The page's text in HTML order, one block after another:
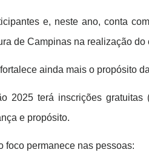
e, neste ano, conta
de Campinas na realização do
ainda mais o propósito
2025 terá inscrições
e propósito.
foco permanece nas pessoas: